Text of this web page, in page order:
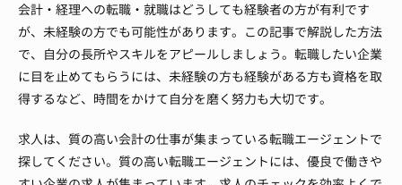
会計・経理への転職・就職はどうしても経験者の方が有利です
が、未経験の方でも可能性があります。この記事で解説した方法
で、自分の長所やスキルをアピールしましょう。転職したい企業
に目を止めてもらうには、未経験の方も経験がある方も資格を取
得するなど、時間をかけて自分を磨く努力も大切です。
求人は、質の高い会計の仕事が集まっている転職エージェントで
探してください。質の高い転職エージェントには、優良で働きや